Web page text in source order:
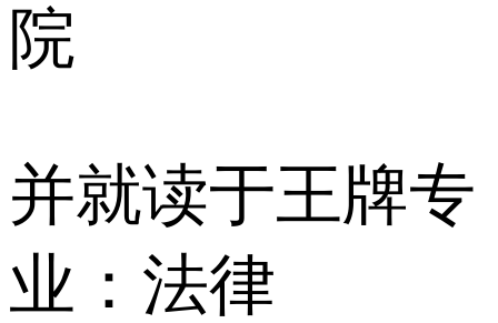
院
并就读于王牌专
业：法律